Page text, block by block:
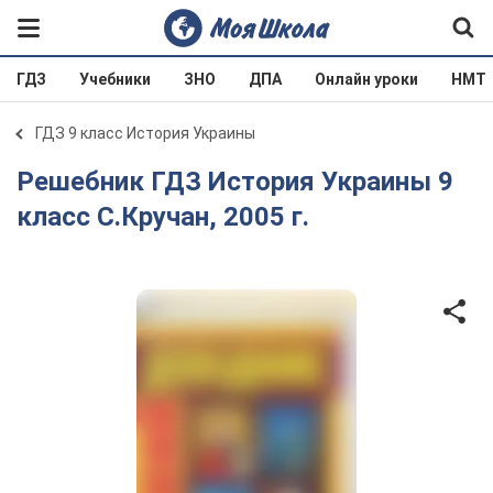
ГДЗ Учебники ЗНО ДПА Онлайн уроки НМТ
ГДЗ 9 класс История Украины
Решебник ГДЗ История Украины 9
класс С.Кручан, 2005 г.